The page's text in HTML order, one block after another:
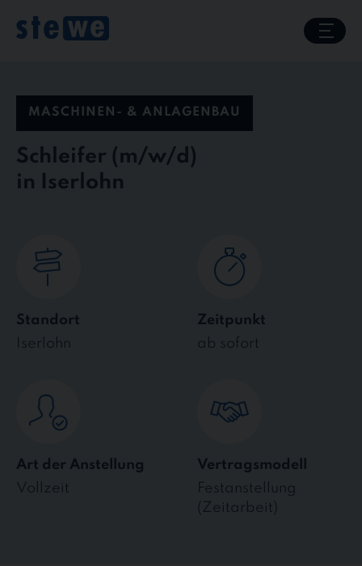
content
MASCHINEN- & ANLAGENBAU
Schleifer
in Iserlohn
Standort
Iserlohn
Zeitpunkt
ab sofort
Art der Anstellung
Vollzeit
Vertragsmodell
Festanstellung
(Zeitarbeit)